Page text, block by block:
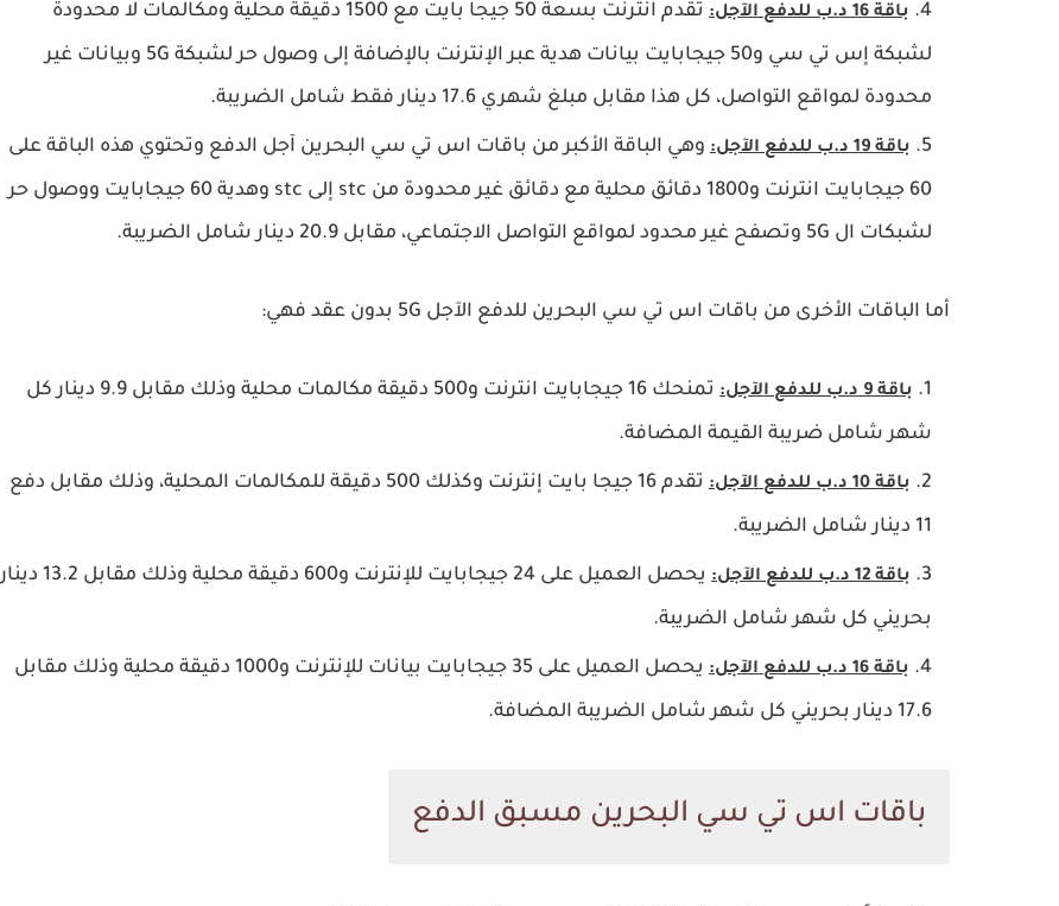
باقة 16 د.ب للدفع الآجل: تقدم انترنت بسعة 50 جيجا بايت مع 1500 دقيقة محلية ومكالمات لا محدودة
لشبكة إس تي سي و50 جيجابايت بيانات هدية عبر الإنترنت بالإضافة إلى وصول حر لشبكة 5G وبيانات غير
محدودة لمواقع التواصل، كل هذا مقابل مبلغ شهري 17.6 دينار فقط شامل الضريبة.
باقة 19 د.ب للدفع الآجل: وهي الباقة الأكبر من باقات اس تي سي البحرين آجل الدفع وتحتوي هذه الباقة على
60 جيجابايت انترنت و1800 دقائق محلية مع دقائق غير محدودة من stc إلى stc وهدية 60 جيجابايت ووصول حر
لشبكات ال 5G وتصفح غير محدود لمواقع التواصل الاجتماعي، مقابل 20.9 دينار شامل الضريبة.
أما الباقات الأخرى من باقات اس تي سي البحرين للدفع الآجل 5G بدون عقد فهي:
باقة 9 د.ب للدفع الآجل: تمنحك 16 جيجابايت انترنت و500 دقيقة مكالمات محلية وذلك مقابل 9.9 دينار كل
شهر شامل ضريبة القيمة المضافة.
باقة 10 د.ب للدفع الآجل: تقدم 16 جيجا بايت إنترنت وكذلك 500 دقيقة للمكالمات المحلية، وذلك مقابل دفع
11 دينار شامل الضريبة.
باقة 12 د.ب للدفع الآجل: يحصل العميل على 24 جيجابايت للإنترنت و600 دقيقة محلية وذلك مقابل 13.2 دينار
بحريني كل شهر شامل الضريبة.
باقة 16 د.ب للدفع الآجل: يحصل العميل على 35 جيجابايت بيانات للإنترنت و1000 دقيقة محلية وذلك مقابل
17.6 دينار بحريني كل شهر شامل الضريبة المضافة.
باقات اس تي سي البحرين مسبق الدفع